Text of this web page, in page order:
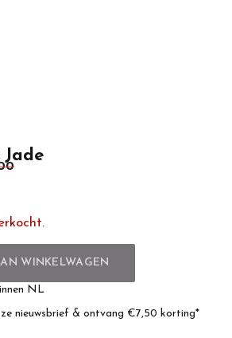
WINKELWAGEN
NL
nieuwsbrief & ontvang €7,50 korting*